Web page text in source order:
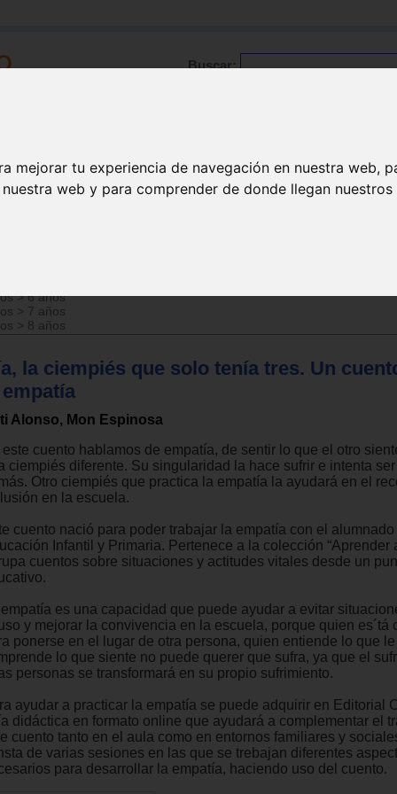
mejorar tu experiencia de navegación en nuestra web,
web y para comprender de donde llegan
Buscar:
>6 años
> 7 años
> 8 años
la ciempiés que solo tenía tres. Un
Alonso, Mon Espinosa
cuento hablamos de empatía, de sentir lo que el otro
ciempiés diferente. Su singularidad la hace sufrir e intenta
Otro ciempiés que practica la empatía la ayudará en el
en la escuela.
cuento nació para poder trabajar la empatía con el alumnado
Infantil y Primaria. Pertenece a la colección “Aprender
cuentos sobre situaciones y actitudes vitales desde un
es una capacidad que puede ayudar a evitar
y mejorar la convivencia en la escuela, porque quien es´tá
ponerse en el lugar de otra persona, quien entiende lo que
lo que siente no puede querer que sufra, ya que el
personas se transformará en su propio sufrimiento.
ayudar a practicar la empatía se puede adquirir en Editorial
didáctica en formato online que ayudará a complementar el
cuento tanto en el aula como en entornos familiares y
de varias sesiones en las que se trebajan diferentes
para desarrollar la empatía, haciendo uso del cuento.